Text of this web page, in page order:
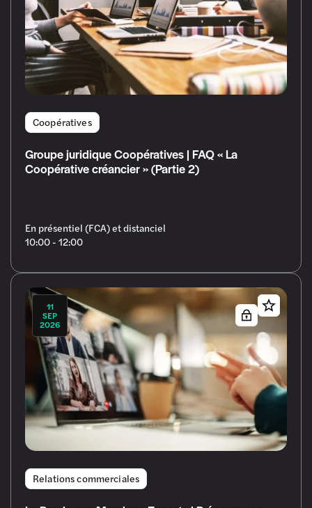
Coopératives
Groupe juridique Coopératives | FAQ « La
Coopérative créancier » (Partie 2)
En présentiel (FCA) et distanciel
10:00 - 12:00
11
SEP
2026
Relations commerciales